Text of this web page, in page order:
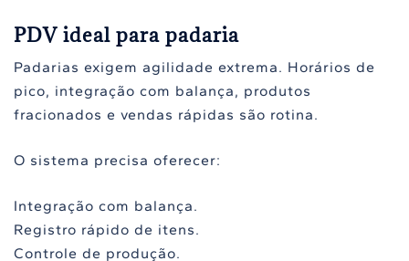
PDV ideal para padaria
Padarias exigem agilidade extrema. Horários de
pico, integração com balança, produtos
fracionados e vendas rápidas são rotina.
O sistema precisa oferecer:
Integração com balança.
Registro rápido de itens.
Controle de produção.